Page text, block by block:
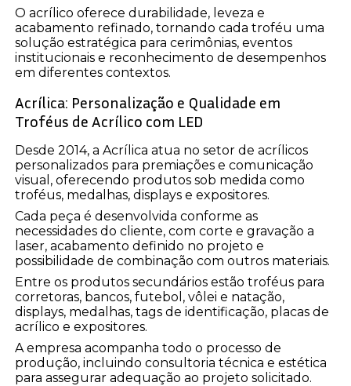
O acrílico oferece durabilidade, leveza e
acabamento refinado, tornando cada troféu uma
solução estratégica para cerimônias, eventos
institucionais e reconhecimento de desempenhos
em diferentes contextos.
Acrílica: Personalização e Qualidade em
Troféus de Acrílico com LED
Desde 2014, a Acrílica atua no setor de acrílicos
personalizados para premiações e comunicação
visual, oferecendo produtos sob medida como
troféus, medalhas, displays e expositores.
Cada peça é desenvolvida conforme as
necessidades do cliente, com corte e gravação a
laser, acabamento definido no projeto e
possibilidade de combinação com outros materiais.
Entre os produtos secundários estão troféus para
corretoras, bancos, futebol, vôlei e natação,
displays, medalhas, tags de identificação, placas de
acrílico e expositores.
A empresa acompanha todo o processo de
produção, incluindo consultoria técnica e estética
para assegurar adequação ao projeto solicitado.